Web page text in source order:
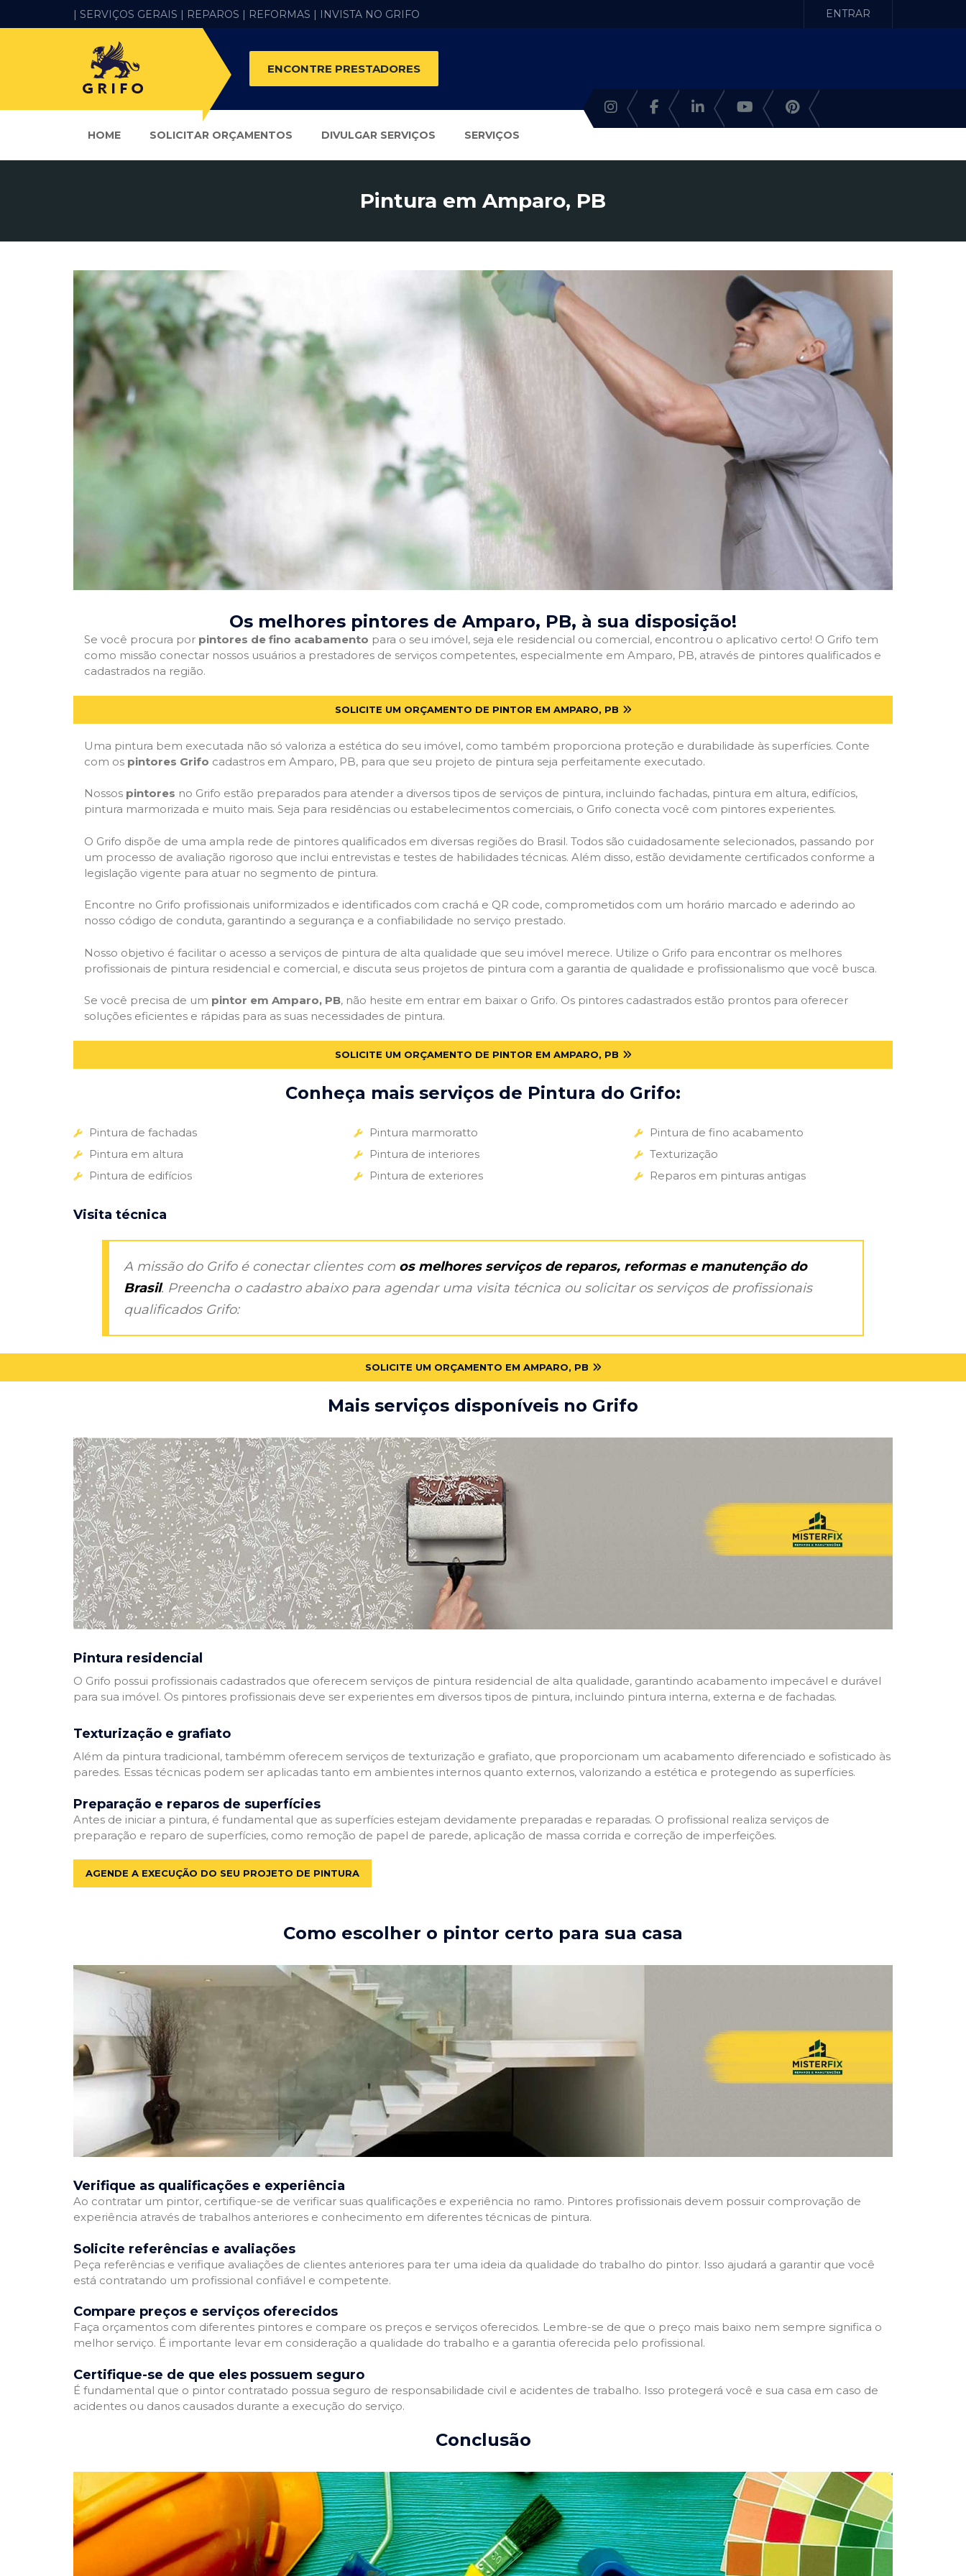
| SERVIÇOS GERAIS | REPAROS | REFORMAS | INVISTA NO GRIFO ENTRAR
ENCONTRE PRESTADORES
HOME SOLICITAR ORÇAMENTOS DIVULGAR SERVIÇOS SERVIÇOS
Pintura em Amparo, PB
Os melhores pintores de Amparo, PB, à sua disposição!
Se você procura por pintores de fino acabamento para o seu imóvel, seja ele residencial ou comercial, encontrou o aplicativo certo! O Grifo tem
como missão conectar nossos usuários a prestadores de serviços competentes, especialmente em Amparo, PB, através de pintores qualificados e
cadastrados na região.
SOLICITE UM ORÇAMENTO DE PINTOR EM AMPARO, PB
Uma pintura bem executada não só valoriza a estética do seu imóvel, como também proporciona proteção e durabilidade às superfícies. Conte
com os pintores Grifo cadastros em Amparo, PB, para que seu projeto de pintura seja perfeitamente executado.
Nossos pintores no Grifo estão preparados para atender a diversos tipos de serviços de pintura, incluindo fachadas, pintura em altura, edifícios,
pintura marmorizada e muito mais. Seja para residências ou estabelecimentos comerciais, o Grifo conecta você com pintores experientes.
O Grifo dispõe de uma ampla rede de pintores qualificados em diversas regiões do Brasil. Todos são cuidadosamente selecionados, passando por
um processo de avaliação rigoroso que inclui entrevistas e testes de habilidades técnicas. Além disso, estão devidamente certificados conforme a
legislação vigente para atuar no segmento de pintura.
Encontre no Grifo profissionais uniformizados e identificados com crachá e QR code, comprometidos com um horário marcado e aderindo ao
nosso código de conduta, garantindo a segurança e a confiabilidade no serviço prestado.
Nosso objetivo é facilitar o acesso a serviços de pintura de alta qualidade que seu imóvel merece. Utilize o Grifo para encontrar os melhores
profissionais de pintura residencial e comercial, e discuta seus projetos de pintura com a garantia de qualidade e profissionalismo que você busca.
Se você precisa de um pintor em Amparo, PB, não hesite em entrar em baixar o Grifo. Os pintores cadastrados estão prontos para oferecer
soluções eficientes e rápidas para as suas necessidades de pintura.
SOLICITE UM ORÇAMENTO DE PINTOR EM AMPARO, PB
Conheça mais serviços de Pintura do Grifo:
Pintura de fachadas
Pintura em altura
Pintura de edifícios
Pintura marmoratto
Pintura de interiores
Pintura de exteriores
Pintura de fino acabamento
Texturização
Reparos em pinturas antigas
Visita técnica
A missão do Grifo é conectar clientes com os melhores serviços de reparos, reformas e manutenção do
Brasil. Preencha o cadastro abaixo para agendar uma visita técnica ou solicitar os serviços de profissionais
qualificados Grifo:
SOLICITE UM ORÇAMENTO EM AMPARO, PB
Mais serviços disponíveis no Grifo
Pintura residencial
O Grifo possui profissionais cadastrados que oferecem serviços de pintura residencial de alta qualidade, garantindo acabamento impecável e durável
para sua imóvel. Os pintores profissionais deve ser experientes em diversos tipos de pintura, incluindo pintura interna, externa e de fachadas.
Texturização e grafiato
Além da pintura tradicional, tambémm oferecem serviços de texturização e grafiato, que proporcionam um acabamento diferenciado e sofisticado às
paredes. Essas técnicas podem ser aplicadas tanto em ambientes internos quanto externos, valorizando a estética e protegendo as superfícies.
Preparação e reparos de superfícies
Antes de iniciar a pintura, é fundamental que as superfícies estejam devidamente preparadas e reparadas. O profissional realiza serviços de
preparação e reparo de superfícies, como remoção de papel de parede, aplicação de massa corrida e correção de imperfeições.
AGENDE A EXECUÇÃO DO SEU PROJETO DE PINTURA
Como escolher o pintor certo para sua casa
Verifique as qualificações e experiência
Ao contratar um pintor, certifique-se de verificar suas qualificações e experiência no ramo. Pintores profissionais devem possuir comprovação de
experiência através de trabalhos anteriores e conhecimento em diferentes técnicas de pintura.
Solicite referências e avaliações
Peça referências e verifique avaliações de clientes anteriores para ter uma ideia da qualidade do trabalho do pintor. Isso ajudará a garantir que você
está contratando um profissional confiável e competente.
Compare preços e serviços oferecidos
Faça orçamentos com diferentes pintores e compare os preços e serviços oferecidos. Lembre-se de que o preço mais baixo nem sempre significa o
melhor serviço. É importante levar em consideração a qualidade do trabalho e a garantia oferecida pelo profissional.
Certifique-se de que eles possuem seguro
É fundamental que o pintor contratado possua seguro de responsabilidade civil e acidentes de trabalho. Isso protegerá você e sua casa em caso de
acidentes ou danos causados durante a execução do serviço.
Conclusão